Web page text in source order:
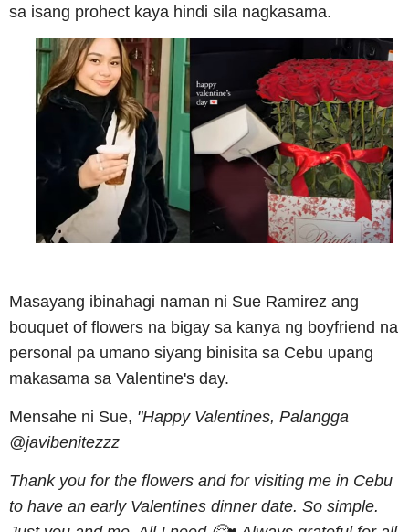
sa isang prohect kaya hindi sila nagkasama.
Masayang ibinahagi naman ni Sue Ramirez ang
bouquet of flowers na bigay sa kanya ng boyfriend na
personal pa umano siyang binisita sa Cebu upang
makasama sa Valentine's day.
Mensahe ni Sue, "Happy Valentines, Palangga
@javibenitezzz
Thank you for the flowers and for visiting me in Cebu
to have an early Valentines dinner date. So simple.